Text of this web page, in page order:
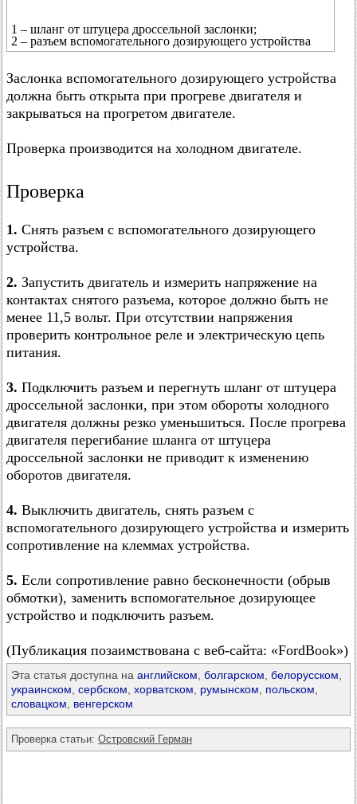
1 – шланг от штуцера дроссельной заслонки;
2 – разъем вспомогательного дозирующего устройства
Заслонка вспомогательного дозирующего устройства
должна быть открыта при прогреве двигателя и
закрываться на прогретом двигателе.
Проверка производится на холодном двигателе.
Проверка
1. Снять разъем с вспомогательного дозирующего
устройства.
2. Запустить двигатель и измерить напряжение на
контактах снятого разъема, которое должно быть не
менее 11,5 вольт. При отсутствии напряжения
проверить контрольное реле и электрическую цепь
питания.
3. Подключить разъем и перегнуть шланг от штуцера
дроссельной заслонки, при этом обороты холодного
двигателя должны резко уменьшиться. После прогрева
двигателя перегибание шланга от штуцера
дроссельной заслонки не приводит к изменению
оборотов двигателя.
4. Выключить двигатель, снять разъем с
вспомогательного дозирующего устройства и измерить
сопротивление на клеммах устройства.
5. Если сопротивление равно бесконечности (обрыв
обмотки), заменить вспомогательное дозирующее
устройство и подключить разъем.
(Публикация позаимствована с веб-сайта: «FordBook»)
Эта статья доступна на английском болгарском белорусском
украинском сербском хорватском румынском польском
словацком
венгерском
Проверка статьи: Островский Герман